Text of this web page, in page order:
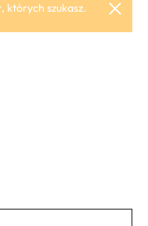
których szukasz.